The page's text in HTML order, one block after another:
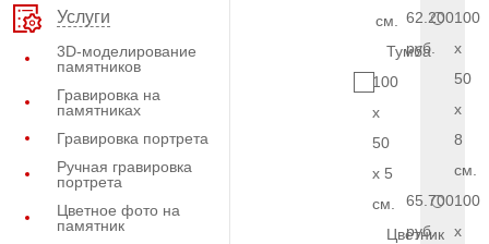
Услуги
3D-моделирование
памятников
Гравировка на
памятниках
Гравировка портрета
Ручная гравировка
портрета
Цветное фото на
памятник
см.
Тумба
100
x
50
x 5
см.
Цветник
62.200
руб.
100
x
50
x
8
см.
65.700
руб.
100
x